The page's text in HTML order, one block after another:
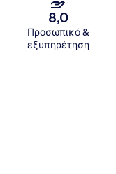
8,0
Προσωπικό &
εξυπηρέτηση